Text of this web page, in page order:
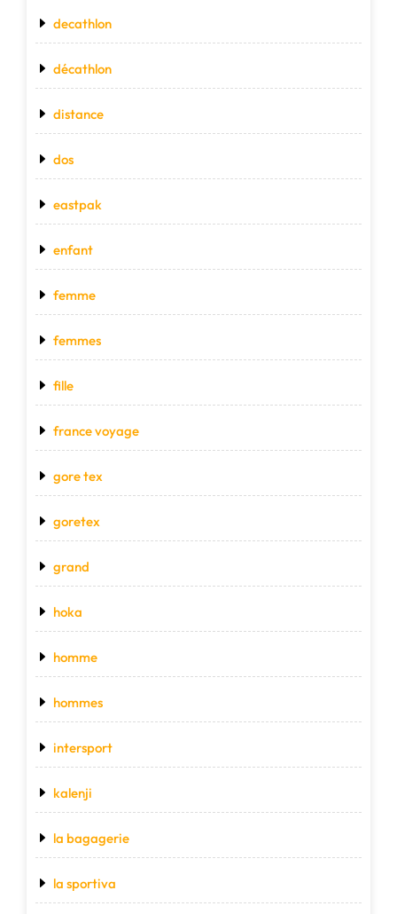
decathlon
décathlon
distance
dos
eastpak
enfant
femme
femmes
fille
france voyage
gore tex
goretex
grand
hoka
homme
hommes
intersport
kalenji
la bagagerie
la sportiva